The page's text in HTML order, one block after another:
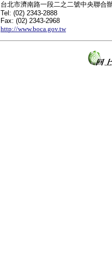
台北市濟南路一段二之二號中央聯合
Tel: (02) 2343-2888
Fax: (02) 2343-2968
http://www.boca.gov.tw